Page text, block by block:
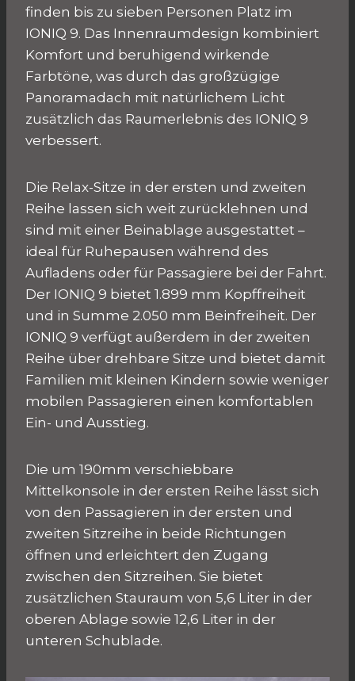
finden bis zu sieben Personen Platz im
IONIQ 9. Das Innenraumdesign kombiniert
Komfort und beruhigend wirkende
Farbtöne, was durch das großzügige
Panoramadach mit natürlichem Licht
zusätzlich das Raumerlebnis des IONIQ 9
verbessert.
Die Relax-Sitze in der ersten und zweiten
Reihe lassen sich weit zurücklehnen und
sind mit einer Beinablage ausgestattet –
ideal für Ruhepausen während des
Aufladens oder für Passagiere bei der Fahrt.
Der IONIQ 9 bietet 1.899 mm Kopffreiheit
und in Summe 2.050 mm Beinfreiheit. Der
IONIQ 9 verfügt außerdem in der zweiten
Reihe über drehbare Sitze und bietet damit
Familien mit kleinen Kindern sowie weniger
mobilen Passagieren einen komfortablen
Ein- und Ausstieg.
Die um 190mm verschiebbare
Mittelkonsole in der ersten Reihe lässt sich
von den Passagieren in der ersten und
zweiten Sitzreihe in beide Richtungen
öffnen und erleichtert den Zugang
zwischen den Sitzreihen. Sie bietet
zusätzlichen Stauraum von 5,6 Liter in der
oberen Ablage sowie 12,6 Liter in der
unteren Schublade.